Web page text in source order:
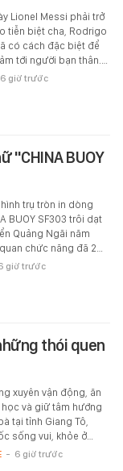
Lionel Messi phải trở
tiễn biệt cha, Rodrigo
có cách đặc biệt để
tới người bạn thân.…
6 giờ trước
"CHINA BUOY
trụ tròn in dòng
BUOY SF303 trôi dạt
Quảng Ngãi năm
chức năng đã 2…
giờ trước
thói quen
xuyên vận động, ăn
và giữ tâm hướng
tại tỉnh Giang Tô,
sống vui, khỏe ở…
- 6 giờ trước